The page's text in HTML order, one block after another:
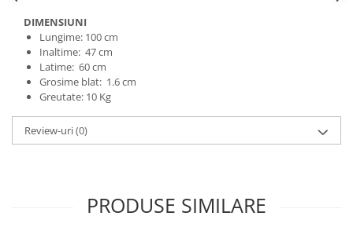
DIMENSIUNI
Lungime: 100 cm
Inaltime: 47 cm
Latime: 60 cm
Grosime blat: 1.6 cm
Greutate: 10 Kg
Review-uri(0)
PRODUSE SIMILARE